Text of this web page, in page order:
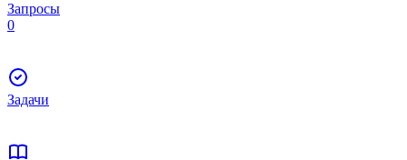
Запросы
0
Задачи